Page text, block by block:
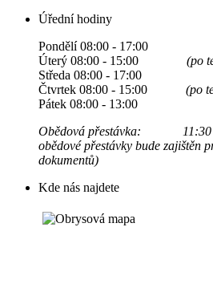
Úřední hodiny
Pondělí 08:00 - 17:00
Úterý 08:00 - 15:00 (po
Středa 08:00 - 17:00
Čtvrtek 08:00 - 15:00 (po
Pátek 08:00 - 13:00
Obědová přestávka: 11:30 –
obědové přestávky bude zajištěn
dokumentů)
Kde nás najdete